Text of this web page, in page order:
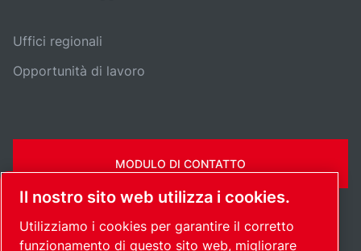
Uffici regionali
Opportunità di lavoro
MODULO DI CONTATTO
Il nostro sito web utilizza i cookies.
Utilizziamo i cookies per garantire il corretto
funzionamento di questo sito web, migliorare